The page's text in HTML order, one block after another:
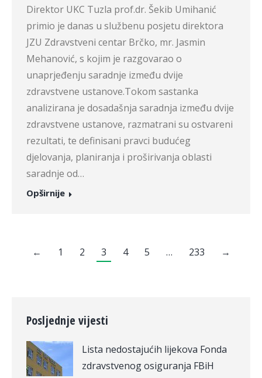
Direktor UKC Tuzla prof.dr. Šekib Umihanić
primio je danas u službenu posjetu direktora
JZU Zdravstveni centar Brčko, mr. Jasmin
Mehanović, s kojim je razgovarao o
unaprjeđenju saradnje između dvije
zdravstvene ustanove.Tokom sastanka
analizirana je dosadašnja saradnja između dvije
zdravstvene ustanove, razmatrani su ostvareni
rezultati, te definisani pravci budućeg
djelovanja, planiranja i proširivanja oblasti
saradnje od…
Opširnije
← 1 2 3 4 5 … 233 →
Posljednje vijesti
Lista nedostajućih lijekova Fonda
zdravstvenog osiguranja FBiH